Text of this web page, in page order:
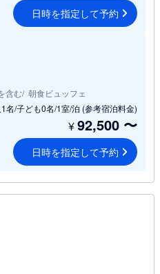
日時を指定して予約
含む 朝食ビュッフェ
名/子ども0名/1室/泊 (参考宿泊料金)
¥92,500 〜
日時を指定して予約